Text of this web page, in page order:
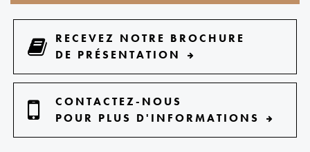
RECEVEZ NOTRE BROCHURE
DE PRÉSENTATION
CONTACTEZ-NOUS
POUR PLUS D'INFORMATIONS